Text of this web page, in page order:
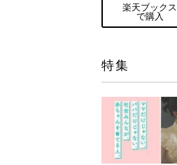
楽天ブックス
で購入
特集